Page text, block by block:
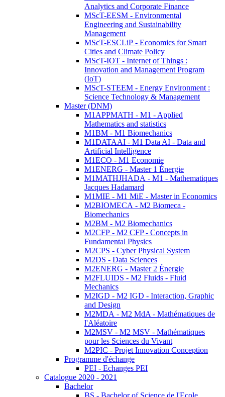
Analytics and Corporate Finance
MScT-EESM - Environmental
Engineering and Sustainability
Management
MScT-ESCLiP - Economics for Smart
Cities and Climate Policy
MScT-IOT - Internet of Things :
Innovation and Management Program
(IoT)
MScT-STEEM - Energy Environment :
Science Technology & Management
Master (DNM)
M1APPMATH - M1 - Applied
Mathematics and statistics
M1BM - M1 Biomechanics
M1DATAAI - M1 Data AI - Data and
Artificial Intelligence
M1ECO - M1 Economie
M1ENERG - Master 1 Énergie
M1MATHJHADA - M1 - Mathematiques
Jacques Hadamard
M1MIE - M1 MiE - Master in Economics
M2BIOMECA - M2 Biomeca -
Biomechanics
M2BM - M2 Biomechanics
M2CFP - M2 CFP - Concepts in
Fundamental Physics
M2CPS - Cyber Physical System
M2DS - Data Sciences
M2ENERG - Master 2 Énergie
M2FLUIDS - M2 Fluids - Fluid
Mechanics
M2IGD - M2 IGD - Interaction, Graphic
and Design
M2MDA - M2 MdA - Mathématiques de
l'Aléatoire
M2MSV - M2 MSV - Mathématiques
pour les Sciences du Vivant
M2PIC - Projet Innovation Conception
Programme d'échange
PEI - Echanges PEI
Catalogue 2020 - 2021
Bachelor
BS - Bachelor of Science de l'Ecole